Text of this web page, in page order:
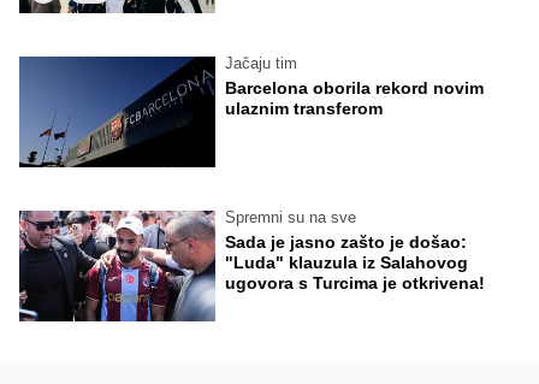
Jačaju tim
Barcelona oborila rekord novim
ulaznim transferom
Spremni su na sve
Sada je jasno zašto je došao:
"Luda" klauzula iz Salahovog
ugovora s Turcima je otkrivena!